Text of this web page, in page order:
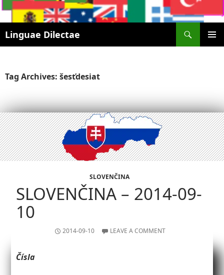
Linguae Dilectae
SKIP
Tag Archives: šesťdesiat
SLOVENČINA
SLOVENČINA – 2014-09-
10
2014-09-10 LEAVE A COMMENT
Čísla